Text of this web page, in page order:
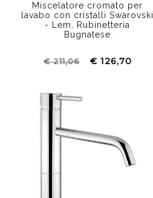
Miscelatore cromato per
lavabo con cristalli Swarovski
- Lem, Rubinetteria
Bugnatese
€ 211,06 € 126,70